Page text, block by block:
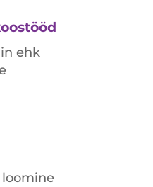
ehk
loomine